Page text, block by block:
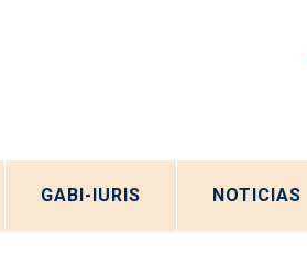
GABI-IURIS NOTICIAS